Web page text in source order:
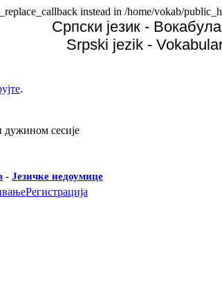
instead in /home/vokab/
Српски језик -
Srpski jezik -
.
сесије
- Језичке недоумице
Регистрација